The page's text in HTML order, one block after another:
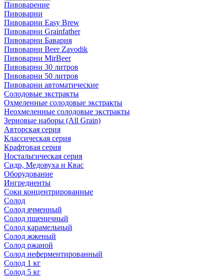
Пивоварение
Пивоварни
Пивоварни Easy Brew
Пивоварни Grainfather
Пивоварни Бавария
Пивоварни Beer Zavodik
Пивоварни MirBeer
Пивоварни 30 литров
Пивоварни 50 литров
Пивоварни автоматические
Солодовые экстракты
Охмеленные солодовые экстракты
Неохмеленные солодовые экстракты
Зерновые наборы (All Grain)
Авторская серия
Классическая серия
Крафтовая серия
Ностальгическая серия
Сидр, Медовуха и Квас
Оборудование
Ингредиенты
Соки концентрированные
Солод
Солод ячменный
Солод пшеничный
Солод карамельный
Солод жженый
Солод ржаной
Солод неферментированный
Солод 1 кг
Солод 5 кг